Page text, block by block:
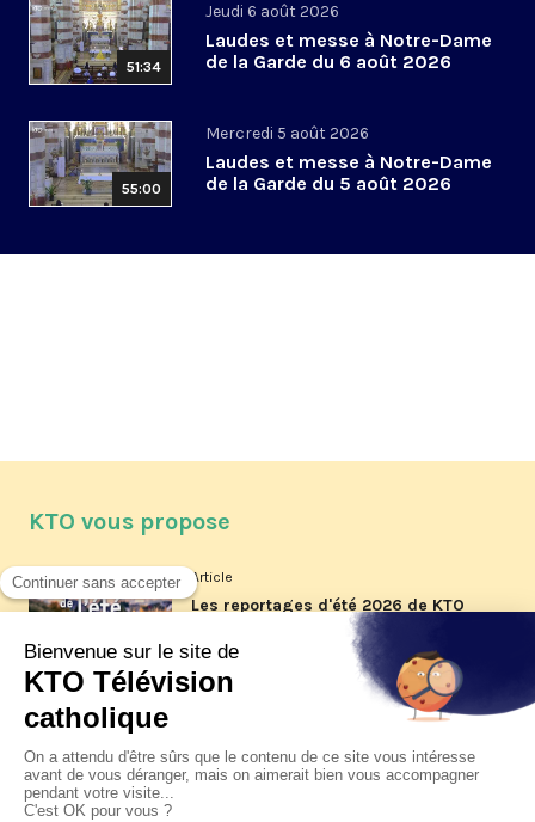
51:34
Jeudi 6 août 2026
Laudes et messe à Notre-Dame
de la Garde du 6 août 2026
55:00
Mercredi 5 août 2026
Laudes et messe à Notre-Dame
de la Garde du 5 août 2026
KTO vous propose
Article
Les reportages d'été 2026 de KTO
Article
La visite pastorale du pape Léon
jeudi 6 août